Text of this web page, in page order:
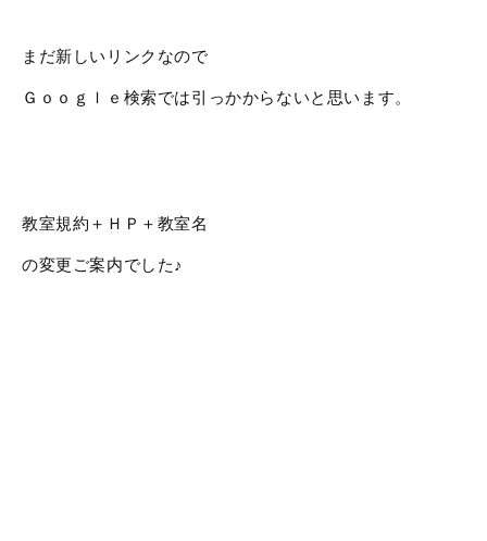
まだ新しいリンクなので
Ｇｏｏｇｌｅ検索では引っかからないと思います。
教室規約＋ＨＰ＋教室名
の変更ご案内でした♪